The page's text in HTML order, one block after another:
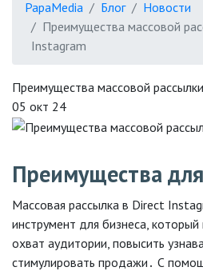
PapaMedia
Блог
Новости
Преимущества массовой
Instagram
Преимущества массовой
05 окт 24
Преимущества
Массовая рассылка в Direct
инструмент для бизнеса, который
охват аудитории, повысить
стимулировать продажи․ С